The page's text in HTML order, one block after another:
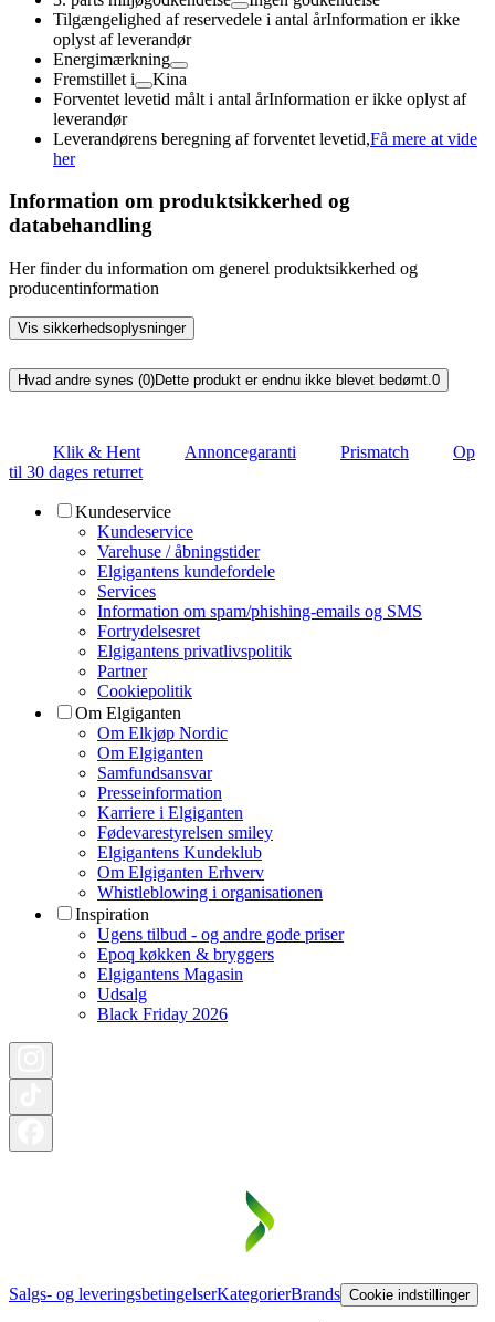
Tilgængelighed af reservedele i antal årInformation er ikke
oplyst af leverandør
Energimærkning
Fremstillet i
Kina
Forventet levetid målt i antal årInformation er ikke oplyst af
leverandør
Leverandørens beregning af forventet levetid,Få mere at vide
her
Information om produktsikkerhed og
databehandling
Her finder du information om generel produktsikkerhed og
producentinformation
Vis sikkerhedsoplysninger
Hvad andre synes (0)Dette produkt er endnu ikke blevet bedømt.0
Klik & Hent Annoncegaranti Prismatch
Op
til 30 dages returret
Kundeservice
Kundeservice
Varehuse / åbningstider
Elgigantens kundefordele
Services
Information om spam/phishing-emails og SMS
Fortrydelsesret
Elgigantens privatlivspolitik
Partner
Cookiepolitik
Om Elgiganten
Om Elkjøp Nordic
Om Elgiganten
Samfundsansvar
Presseinformation
Karriere i Elgiganten
Fødevarestyrelsen smiley
Elgigantens Kundeklub
Om Elgiganten Erhverv
Whistleblowing i organisationen
Inspiration
Ugens tilbud - og andre gode priser
Epoq køkken & bryggers
Elgigantens Magasin
Udsalg
Black Friday 2026
Salgs- og leveringsbetingelserKategorierBrands Cookie indstillinger